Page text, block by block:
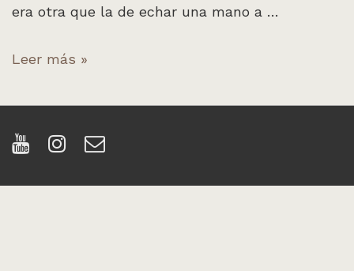
era otra que la de echar una mano a …
Rick&Rubin
Leer más »